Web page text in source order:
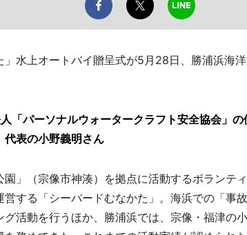
水上オートバイ贈呈式が5月28日、勝浦浜海
人「パーソナルウォータークラフト安全協会」の
代表の小野義明さん
」（宗像市神湊）を拠点に活動するボランテ
営する「シーバードむなかた」。海浜での「事
活動を行うほか、勝浦浜では、宗像・福津の